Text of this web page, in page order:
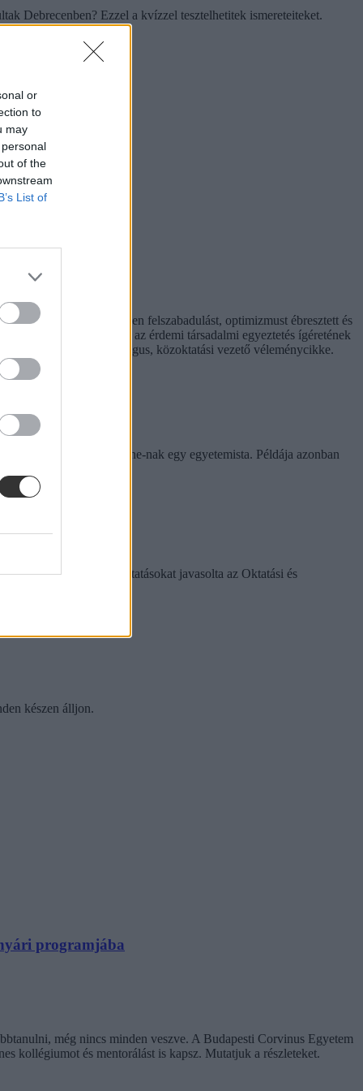
or
to
may
of the
List of
Debrecenben? Ezzel a kvízzel tesztelhetitek ismereteiteket.
hiperaktivitás érezhetően felszabadulást, optimizmust ébresztett és
is előtérbe rántott: az érdemi társadalmi egyeztetés ígéretének
György humánökológus, közoktatási vezető véleménycikke.
a szabály
az Eduline-nak egy egyetemista. Példája azonban
között ezeket a változtatásokat javasolta az Oktatási és
készen álljon.
programjába
még nincs minden veszve. A Budapesti Corvinus Egyetem
kollégiumot és mentorálást is kapsz. Mutatjuk a részleteket.